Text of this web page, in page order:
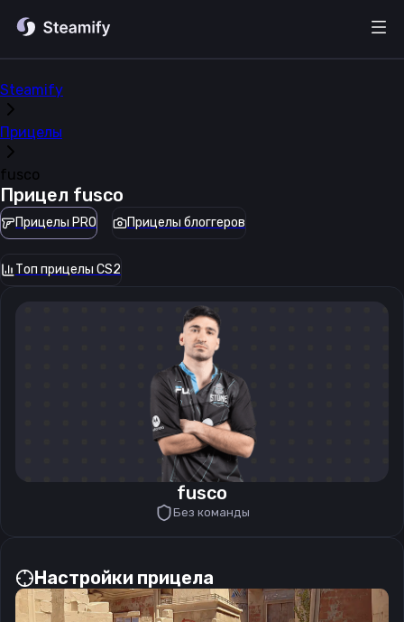
Steamify
Прицелы
fusco
Прицел fusco
Прицелы PRO Прицелы блоггеров
Топ прицелы CS2
fusco
Без команды
Настройки прицела